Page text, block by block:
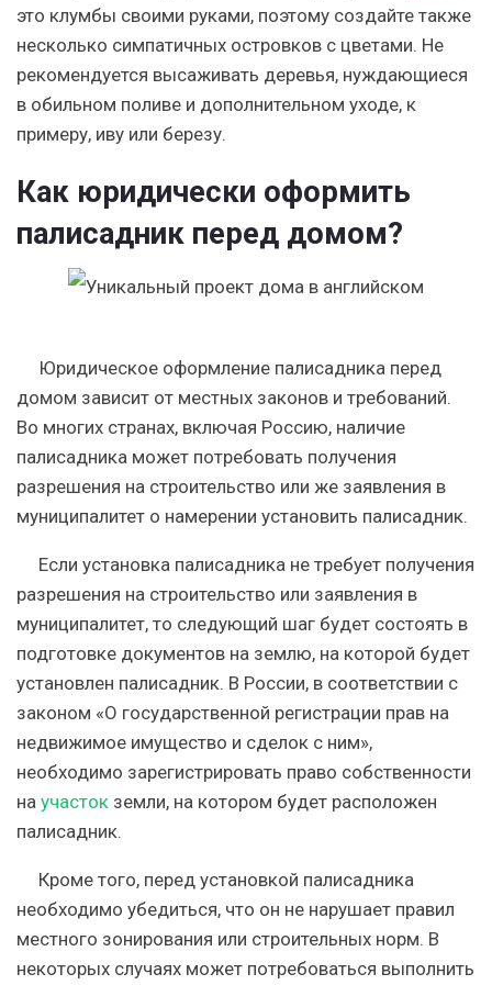
это клумбы своими руками, поэтому создайте также
несколько симпатичных островков с цветами. Не
рекомендуется высаживать деревья, нуждающиеся
в обильном поливе и дополнительном уходе, к
примеру, иву или березу.
Как юридически оформить
палисадник перед домом?
Юридическое оформление палисадника перед
домом зависит от местных законов и требований.
Во многих странах, включая Россию, наличие
палисадника может потребовать получения
разрешения на строительство или же заявления в
муниципалитет о намерении установить палисадник.
Если установка палисадника не требует получения
разрешения на строительство или заявления в
муниципалитет, то следующий шаг будет состоять в
подготовке документов на землю, на которой будет
установлен палисадник. В России, в соответствии с
законом «О государственной регистрации прав на
недвижимое имущество и сделок с ним»,
необходимо зарегистрировать право собственности
на участок земли, на котором будет расположен
палисадник.
Кроме того, перед установкой палисадника
необходимо убедиться, что он не нарушает правил
местного зонирования или строительных норм. В
некоторых случаях может потребоваться выполнить